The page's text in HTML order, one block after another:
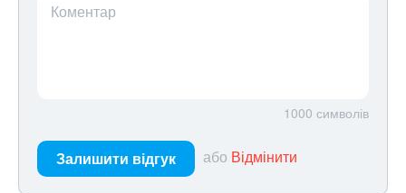
Коментар
1000 символів
Залишити відгук або Відмінити